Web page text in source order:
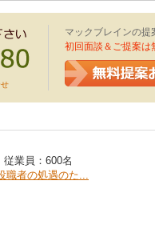
マックブレインの
初回面談＆ご提案は
業員：600名
職者の処遇のた...